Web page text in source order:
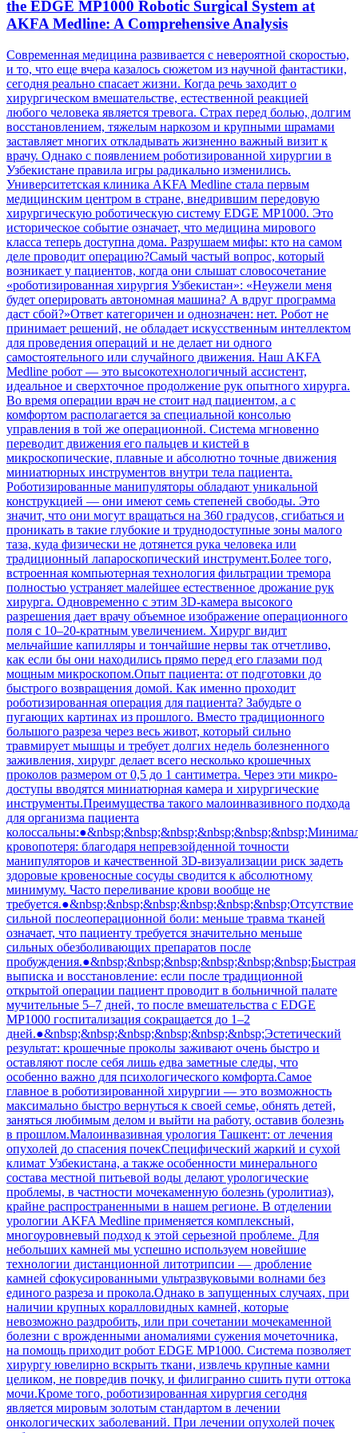
the EDGE MP1000 Robotic Surgical System at
AKFA Medline: A Comprehensive Analysis
Современная медицина развивается с невероятной скоростью,
и то, что еще вчера казалось сюжетом из научной фантастики,
сегодня реально спасает жизни. Когда речь заходит о
хирургическом вмешательстве, естественной реакцией
любого человека является тревога. Страх перед болью, долгим
восстановлением, тяжелым наркозом и крупными шрамами
заставляет многих откладывать жизненно важный визит к
врачу. Однако с появлением роботизированной хирургии в
Узбекистане правила игры радикально изменились.
Университетская клиника AKFA Medline стала первым
медицинским центром в стране, внедрившим передовую
хирургическую роботическую систему EDGE MP1000. Это
историческое событие означает, что медицина мирового
класса теперь доступна дома. Разрушаем мифы: кто на самом
деле проводит операцию?Самый частый вопрос, который
возникает у пациентов, когда они слышат словосочетание
«роботизированная хирургия Узбекистан»: «Неужели меня
будет оперировать автономная машина? А вдруг программа
даст сбой?»Ответ категоричен и однозначен: нет. Робот не
принимает решений, не обладает искусственным интеллектом
для проведения операций и не делает ни одного
самостоятельного или случайного движения. Наш AKFA
Medline робот — это высокотехнологичный ассистент,
идеальное и сверхточное продолжение рук опытного хирурга.
Во время операции врач не стоит над пациентом, а с
комфортом располагается за специальной консолью
управления в той же операционной. Система мгновенно
переводит движения его пальцев и кистей в
микроскопические, плавные и абсолютно точные движения
миниатюрных инструментов внутри тела пациента.
Роботизированные манипуляторы обладают уникальной
конструкцией — они имеют семь степеней свободы. Это
значит, что они могут вращаться на 360 градусов, сгибаться и
проникать в такие глубокие и труднодоступные зоны малого
таза, куда физически не дотянется рука человека или
традиционный лапароскопический инструмент.Более того,
встроенная компьютерная технология фильтрации тремора
полностью устраняет малейшее естественное дрожание рук
хирурга. Одновременно с этим 3D-камера высокого
разрешения дает врачу объемное изображение операционного
поля с 10–20-кратным увеличением. Хирург видит
мельчайшие капилляры и тончайшие нервы так отчетливо,
как если бы они находились прямо перед его глазами под
мощным микроскопом.Опыт пациента: от подготовки до
быстрого возвращения домой. Как именно проходит
роботизированная операция для пациента? Забудьте о
пугающих картинах из прошлого. Вместо традиционного
большого разреза через весь живот, который сильно
травмирует мышцы и требует долгих недель болезненного
заживления, хирург делает всего несколько крошечных
проколов размером от 0,5 до 1 сантиметра. Через эти микро-
доступы вводятся миниатюрная камера и хирургические
инструменты.Преимущества такого малоинвазивного подхода
для организма пациента
кровопотеря: благодаря непревзойденной точности
манипуляторов и качественной 3D-визуализации риск задеть
здоровые кровеносные сосуды сводится к абсолютному
минимуму. Часто переливание крови вообще не
требуется.●&nbsp;&nbsp;&nbsp;&nbsp;&nbsp;&nbsp;Отсутствие
сильной послеоперационной боли: меньше травма тканей
означает, что пациенту требуется значительно меньше
сильных обезболивающих препаратов после
пробуждения.●&nbsp;&nbsp;&nbsp;&nbsp;&nbsp;&nbsp;Быстрая
выписка и восстановление: если после традиционной
открытой операции пациент проводит в больничной палате
мучительные 5–7 дней, то после вмешательства с EDGE
MP1000 госпитализация сокращается до 1–2
дней.●&nbsp;&nbsp;&nbsp;&nbsp;&nbsp;&nbsp;Эстетический
результат: крошечные проколы заживают очень быстро и
оставляют после себя лишь едва заметные следы, что
особенно важно для психологического комфорта.Самое
главное в роботизированной хирургии — это возможность
максимально быстро вернуться к своей семье, обнять детей,
заняться любимым делом и выйти на работу, оставив болезнь
в прошлом.Малоинвазивная урология Ташкент: от лечения
опухолей до спасения почекСпецифический жаркий и сухой
климат Узбекистана, а также особенности минерального
состава местной питьевой воды делают урологические
проблемы, в частности мочекаменную болезнь (уролитиаз),
крайне распространенными в нашем регионе. В отделении
урологии AKFA Medline применяется комплексный,
многоуровневый подход к этой серьезной проблеме. Для
небольших камней мы успешно используем новейшие
технологии дистанционной литотрипсии — дробление
камней сфокусированными ультразвуковыми волнами без
единого разреза и прокола.Однако в запущенных случаях, при
наличии крупных коралловидных камней, которые
невозможно раздробить, или при сочетании мочекаменной
болезни с врожденными аномалиями сужения мочеточника,
на помощь приходит робот EDGE MP1000. Система позволяет
хирургу ювелирно вскрыть ткани, извлечь крупные камни
целиком, не повредив почку, и филигранно сшить пути оттока
мочи.Кроме того, роботизированная хирургия сегодня
является мировым золотым стандартом в лечении
онкологических заболеваний. При лечении опухолей почек